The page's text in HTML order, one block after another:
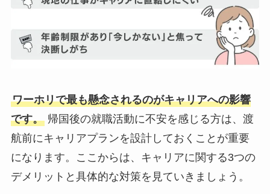
ワーホリで最も懸念されるのがキャリアへの影響
です。帰国後の就職活動に不安を感じる方は、渡
航前にキャリアプランを設計しておくことが重要
になります。ここからは、キャリアに関する3つの
デメリットと具体的な対策を見ていきましょう。